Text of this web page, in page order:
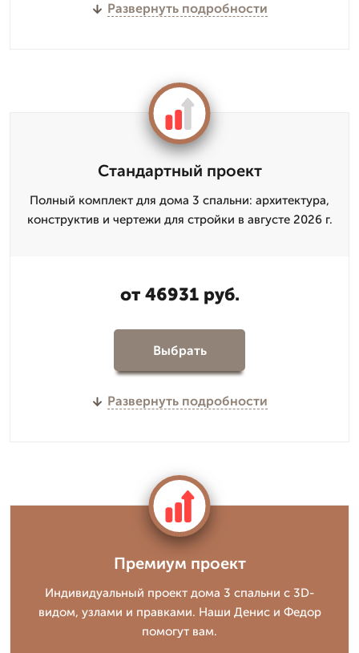
Развернуть подробности
Стандартный проект
Полный комплект для дома 3 спальни: архитектура,
конструктив и чертежи для стройки в августе 2026 г.
от 46931 руб.
Выбрать
Развернуть подробности
Премиум проект
Индивидуальный проект дома 3 спальни с 3D-
видом, узлами и правками. Наши Денис и Федор
помогут вам.